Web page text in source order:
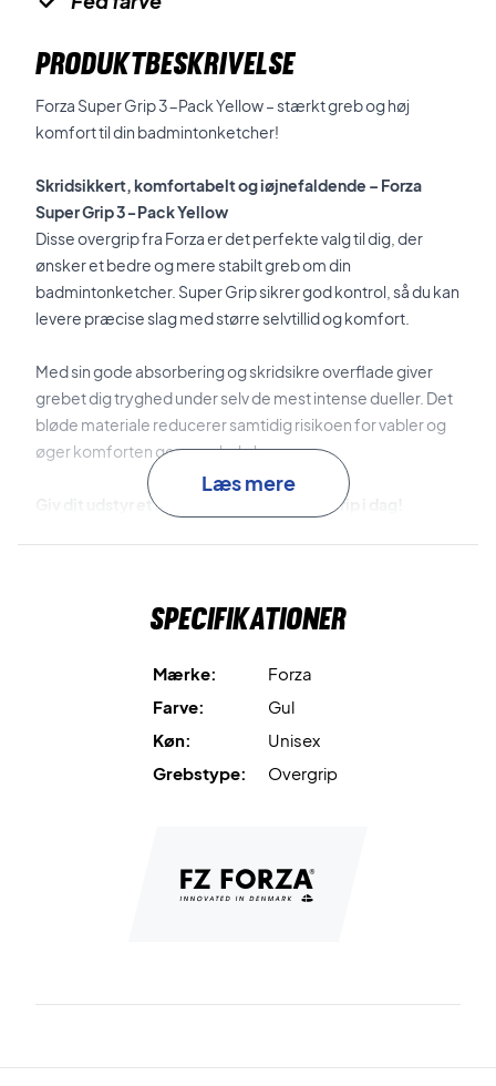
PRODUKTBESKRIVELSE
Forza Super Grip 3-Pack Yellow – stærkt greb og høj
komfort til din badmintonketcher!
Skridsikkert, komfortabelt og iøjnefaldende – Forza
Super Grip 3-Pack Yellow
Disse overgrip fra Forza er det perfekte valg til dig, der
ønsker et bedre og mere stabilt greb om din
badmintonketcher. Super Grip sikrer god kontrol, så du kan
levere præcise slag med større selvtillid og komfort.
Med sin gode absorbering og skridsikre overflade giver
grebet dig tryghed under selv de mest intense dueller. Det
bløde materiale reducerer samtidig risikoen for vabler og
øger komforten gennem hele kampen.
Giv dit udstyr et løft – vælg Forza Super Grip i dag!
Læs mere
Specifikationer
Mærke:
Forza
Farve:
Gul
Køn:
Unisex
Grebstype:
Overgrip